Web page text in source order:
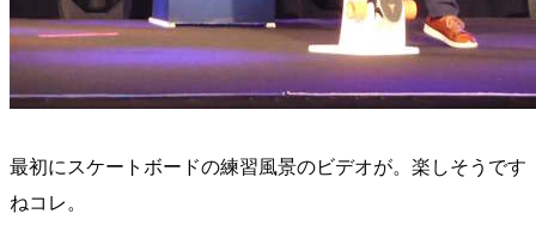
最初にスケートボードの練習風景のビデオが。楽しそうです
ねコレ。